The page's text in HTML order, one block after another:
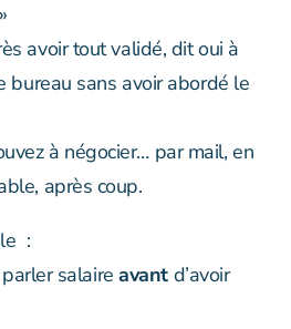
avoir tout validé, dit oui à
bureau sans avoir abordé le
à négocier… par mail, en
après coup.
:
salaireavantd’avoir